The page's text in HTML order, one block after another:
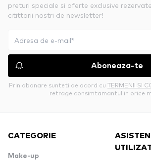
preturi speciale si oferte exclusive
citittorii nostri de newsletter!
Aboneaza-te
Prin abonare sunteti de acord cu TERMENII SI
retrage consimtamantul in orice
CATEGORIE
Make-up